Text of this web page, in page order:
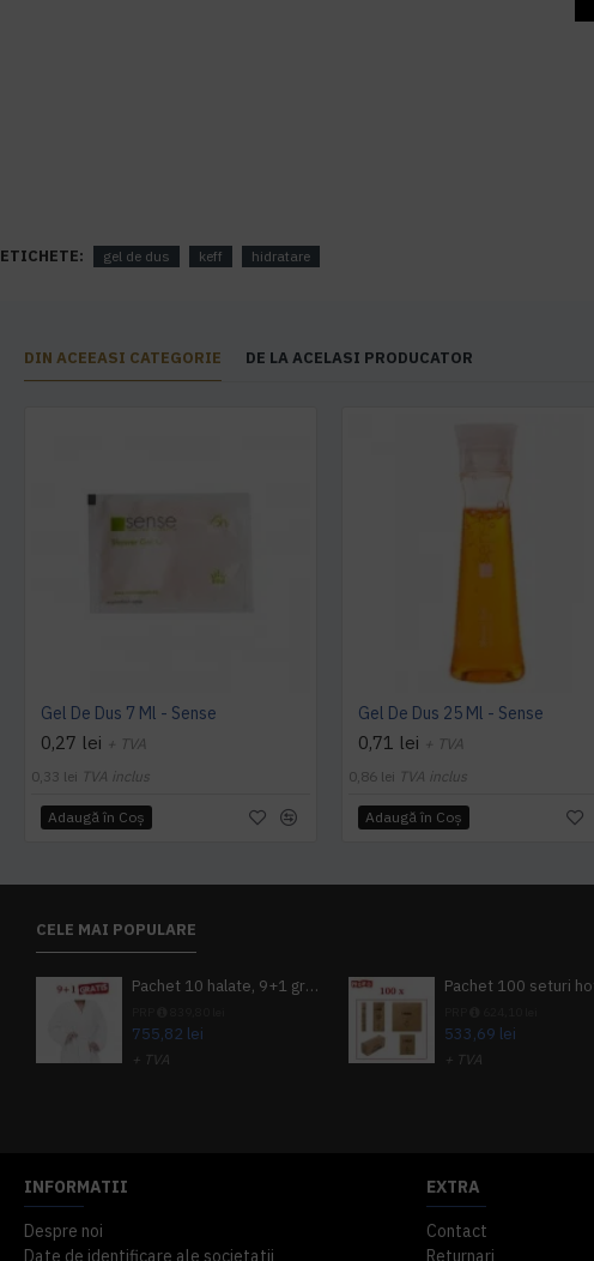
ETICHETE: gel de dus keff hidratare
DIN ACEEASI CATEGORIE DE LA ACELASI PRODUCATOR
Gel De Dus 7 Ml - Sense
0,27 lei + TVA
0,33 lei TVA inclus
Adaugă în Coş
Gel De Dus 25 Ml - Sense
0,71 lei + TVA
0,86 lei TVA inclus
Adaugă în Coş
CELE MAI POPULARE
Pachet 10 halate, 9+1 gratuit
755,82 lei
+ TVA
533,69 lei
+ TVA
INFORMATII
Despre noi
Date de identificare ale societatii
EXTRA
Contact
Returnari